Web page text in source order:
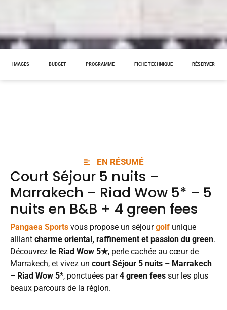
IMAGES BUDGET PROGRAMME FICHE TECHNIQUE RÉSERVER
EN RÉSUMÉ
Court Séjour 5 nuits –
Marrakech – Riad Wow 5* – 5
nuits en B&B + 4 green fees
Pangaea Sportsvous propose un séjourgolfunique
alliant charme oriental, raffinement et passion du green.
Découvrez le Riad Wow 5★, perle cachée au cœur de
Marrakech, et vivez un court Séjour 5 nuits – Marrakech
– Riad Wow 5*, ponctuées par4 green feessur les plus
beaux parcours de la région.